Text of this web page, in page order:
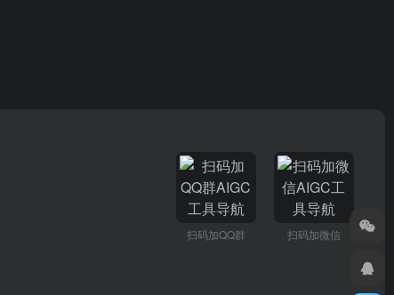
扫码加QQ群 扫码加微信